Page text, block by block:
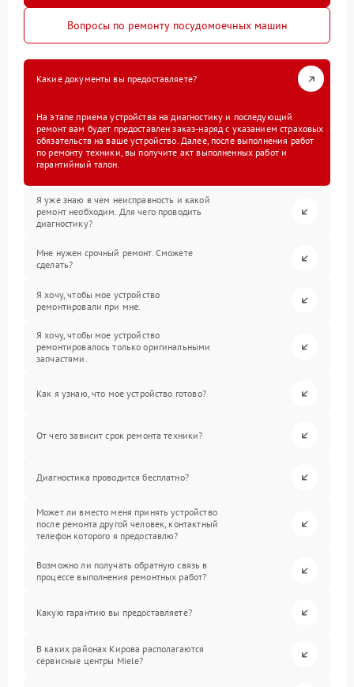
Вопросы по ремонту посудомоечных машин
Какие документы вы предоставляете?
На этапе приема устройства на диагностику и последующий
ремонт вам будет предоставлен заказ-наряд с указанием страховых
обязательств на ваше устройство. Далее, после выполнения работ
по ремонту техники, вы получите акт выполненных работ и
гарантийный талон.
Я уже знаю в чем неисправность и какой
ремонт необходим. Для чего проводить
диагностику?
Мне нужен срочный ремонт. Сможете
сделать?
Я хочу, чтобы мое устройство
ремонтировали при мне.
Я хочу, чтобы мое устройство
ремонтировалось только оригинальными
запчастями.
Как я узнаю, что мое устройство готово?
От чего зависит срок ремонта техники?
Диагностика проводится бесплатно?
Может ли вместо меня принять устройство
после ремонта другой человек, контактный
телефон которого я предоставлю?
Возможно ли получать обратную связь в
процессе выполнения ремонтных работ?
Какую гарантию вы предоставляете?
В каких районах Кирова располагаются
сервисные центры Miele?